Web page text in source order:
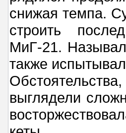
снижая темпа.
строить
МиГ-21.
также
выглядели